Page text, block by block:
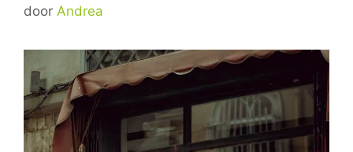
door Andrea